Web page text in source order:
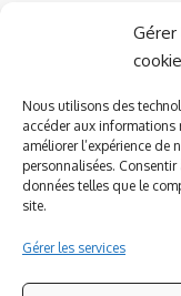
Nous utilisons des
accéder aux informations
améliorer l’expérience
personnalisées.
données telles que le
site.
Gérer les services
Azinat.com TV